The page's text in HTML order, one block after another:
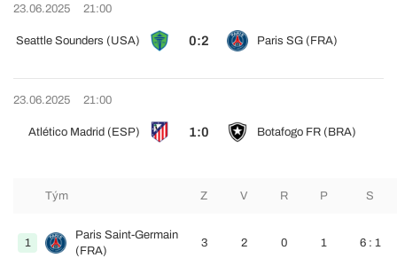
23.06.2025 21:00
Seattle Sounders (USA) 0:2 Paris SG (FRA)
23.06.2025 21:00
Atlético Madrid (ESP) 1:0 Botafogo FR (BRA)
Tým Z V R P S
1
Paris Saint-Germain
(FRA)
3 2 0 1 6 : 1